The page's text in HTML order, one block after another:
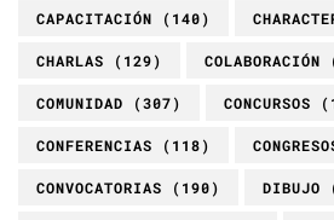
CAPACITACIÓN (140)
CHARLAS (129) COLABORACIÓN
COMUNIDAD (307) CONCURSOS
CONFERENCIAS (118)
CONVOCATORIAS (190) DIBUJO